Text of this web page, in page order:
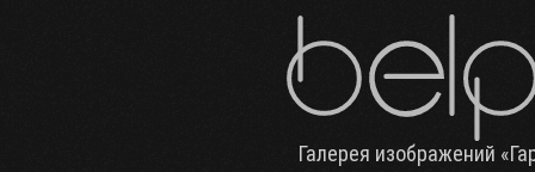
Галерея изображений